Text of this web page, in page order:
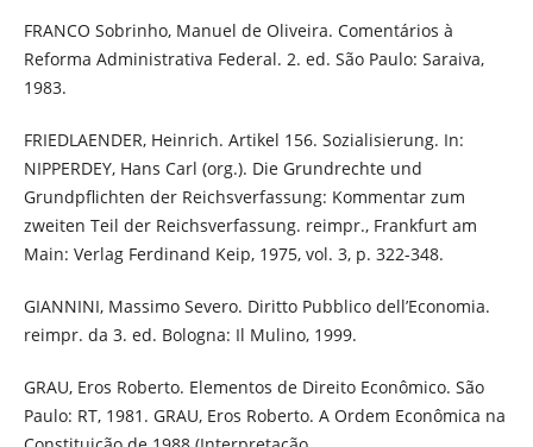
FRANCO Sobrinho, Manuel de Oliveira. Comentários à
Reforma Administrativa Federal. 2. ed. São Paulo: Saraiva,
1983.
FRIEDLAENDER, Heinrich. Artikel 156. Sozialisierung. In:
NIPPERDEY, Hans Carl (org.). Die Grundrechte und
Grundpflichten der Reichsverfassung: Kommentar zum
zweiten Teil der Reichsverfassung. reimpr., Frankfurt am
Main: Verlag Ferdinand Keip, 1975, vol. 3, p. 322-348.
GIANNINI, Massimo Severo. Diritto Pubblico dell’Economia.
reimpr. da 3. ed. Bologna: Il Mulino, 1999.
GRAU, Eros Roberto. Elementos de Direito Econômico. São
Paulo: RT, 1981. GRAU, Eros Roberto. A Ordem Econômica na